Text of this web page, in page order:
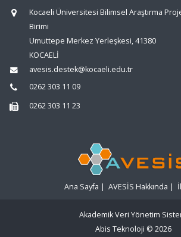
Kocaeli Üniversitesi Bilimsel Araştırma
Birimi
Umuttepe Merkez Yerleşkesi, 41380
KOCAELİ
avesis.destek@kocaeli.edu.tr
0262 303 11 09
0262 303 11 23
Ana Sayfa | AVESİS Hakkında |
Akademik Veri Yönetim
Abis Teknoloji © 2026